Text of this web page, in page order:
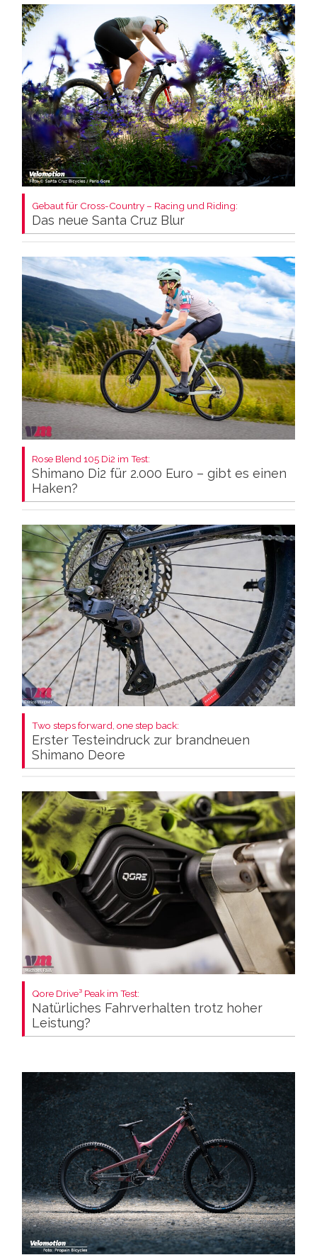
Gebaut für Cross-Country – Racing und Riding:
Das neue Santa Cruz Blur
Rose Blend 105 Di2 im Test:
Shimano Di2 für 2.000 Euro – gibt es einen
Haken?
Two steps forward, one step back:
Erster Testeindruck zur brandneuen
Shimano Deore
Qore Drive³ Peak im Test:
Natürliches Fahrverhalten trotz hoher
Leistung?